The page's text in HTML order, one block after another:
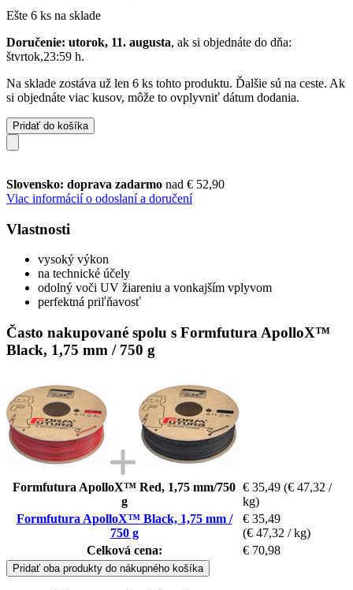
Ešte 6 ks na sklade
Doručenie: utorok, 11. augusta, ak si objednáte do dňa:
štvrtok,23:59 h.
Na sklade zostáva už len 6 ks tohto produktu. Ďalšie sú na ceste. Ak
si objednáte viac kusov, môže to ovplyvniť dátum dodania.
Pridať do košíka
Slovensko: doprava zadarmo nad € 52,90
Viac informácií o odoslaní a doručení
Vlastnosti
vysoký výkon
na technické účely
odolný voči UV žiareniu a vonkajším vplyvom
perfektná priľňavosť
Často nakupované spolu s Formfutura ApolloX™
Black, 1,75 mm / 750 g
Formfutura ApolloX™ Red, 1,75 mm/750
g
€ 35,49 (€ 47,32 /
kg)
Formfutura ApolloX™ Black, 1,75 mm /
750 g
€ 35,49
(€ 47,32 / kg)
Celková cena:
€ 70,98
Pridať oba produkty do nákupného košíka